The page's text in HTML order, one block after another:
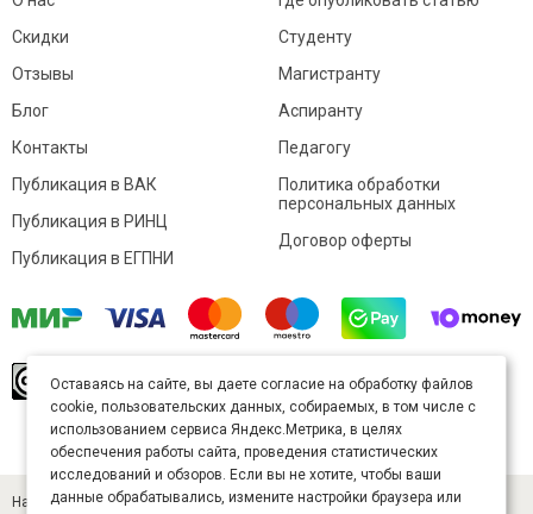
Скидки
Отзывы
Блог
Контакты
Студенту
Магистранту
Аспиранту
Педагогу
Публикация в ВАК
Публикация в РИНЦ
Публикация в ЕГПНИ
Политика обработки
персональных данных
Договор оферты
произведение доступно полицензии Creative
Commons «Attribution» («Атрибуция») 4.0
Непортированная.
Карта сайта
Научный журнал «Студенческий» (ISSN 2541-9412). Издатель — ООО
Оставаясь на сайте, вы даете согласие на обработку файлов
cookie, пользовательских данных, собираемых, в том числе с
использованием сервиса Яндекс.Метрика, в целях
обеспечения работы сайта, проведения статистических
исследований и обзоров. Если вы не хотите, чтобы ваши
данные обрабатывались, измените настройки браузера или